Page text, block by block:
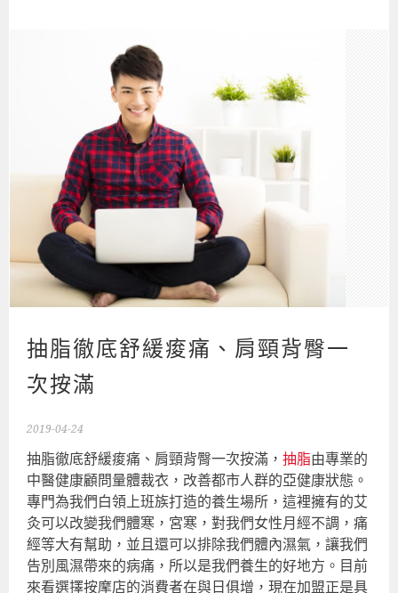
抽脂徹底舒緩痠痛、肩頸背臀一
次按滿
2019-04-24
抽脂徹底舒緩痠痛、肩頸背臀一次按滿，抽脂由專業的
中醫健康顧問量體裁衣，改善都市人群的亞健康狀態。
專門為我們白領上班族打造的養生場所，這裡擁有的艾
灸可以改變我們體寒，宮寒，對我們女性月經不調，痛
經等大有幫助，並且還可以排除我們體內濕氣，讓我們
告別風濕帶來的病痛，所以是我們養生的好地方。目前
來看選擇按摩店的消費者在與日俱增，現在加盟正是具